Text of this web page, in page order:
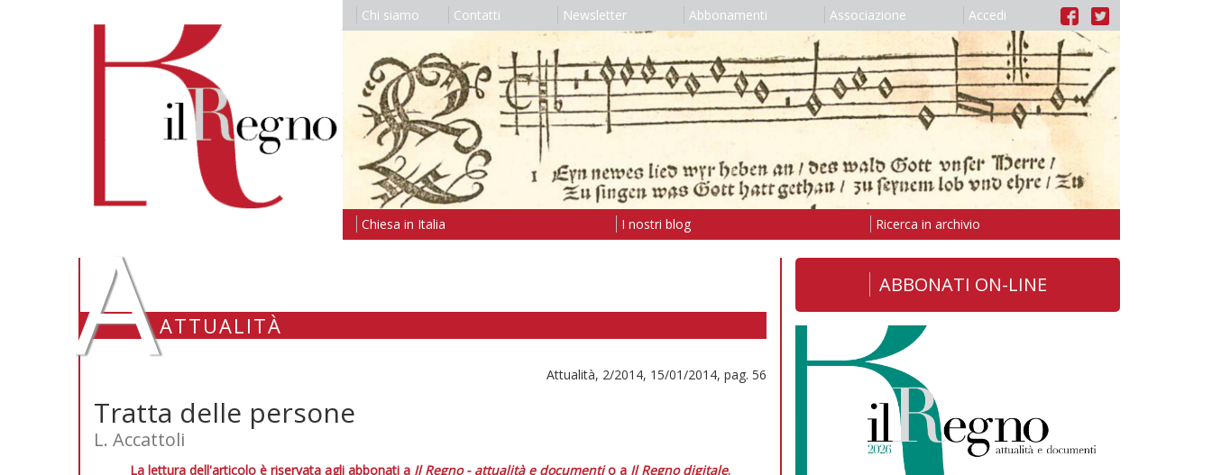
Chi siamo Contatti Newsletter Abbonamenti Associazione Accedi
Chiesa in Italia I nostri blog Ricerca in archivio
AATTUALITÀ
Attualità, 2/2014, 15/01/2014, pag. 56
Tratta delle persone
L. Accattoli
La lettura dell'articolo è riservata agli abbonati a Il Regno - attualità e documentio a Il Regno digitale.
ABBONATI ON-LINE